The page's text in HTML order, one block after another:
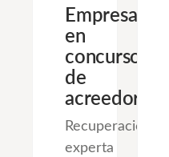
Empresas
en
concurso
de
acreedores
Recuperación
experta